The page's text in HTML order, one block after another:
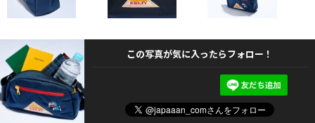
この写真が気に入ったらフォロー！